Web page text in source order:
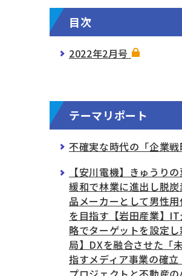
目次
2022年2月号
テーマリポート
不確実な時代の「企業戦
【安川電機】きゅうり
緩和で林業に進出し脱
品メーカーとして男性
を目指す【岩田産業】
略でターゲットを設定
局】DXを融合させた「
指すメディア事業の確